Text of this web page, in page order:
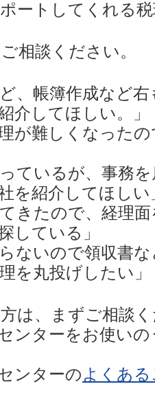
ートしてくれる
相談ください。
ど、帳簿作成など
介してほしい。」
が難しくなった
っているが、事務
を紹介してほしい
てきたので、経理
している」
らないので領収書
を丸投げしたい」
は、まずご相談
ンターをお使い
ンターのよくあ